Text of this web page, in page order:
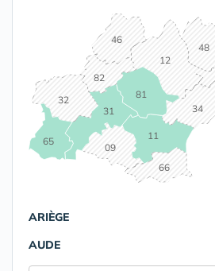
09
11
12
31
32
34
46
48
65
66
81
82
ARIÈGE
AUDE